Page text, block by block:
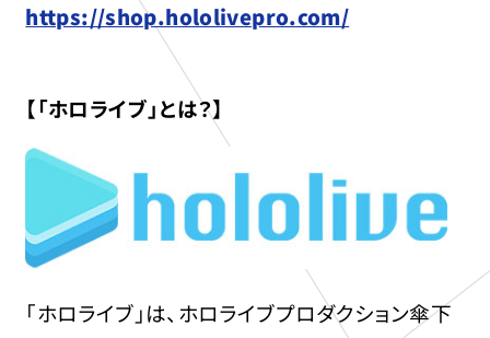
https://shop.hololivepro.com/
【「ホロライブ」とは？】
「ホロライブ」は、ホロライブプロダクション傘下